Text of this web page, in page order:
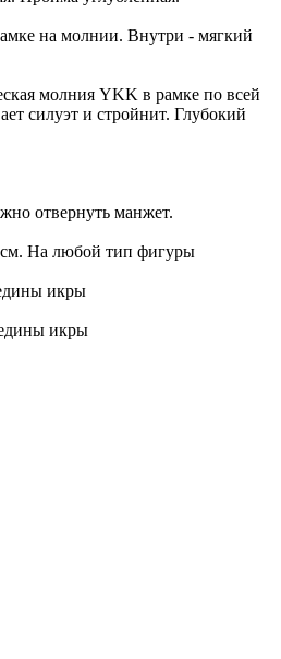
на молнии. Внутри - мягкий
молния YKK в рамке по всей
силуэт и стройнит. Глубокий
отвернуть манжет.
см. На любой тип фигуры
икры
икры